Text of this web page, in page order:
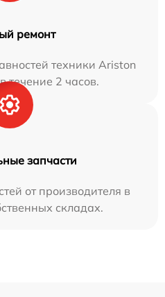
ремонт
техники Ariston
течение 2 часов.
запчасти
от производителя в
складах.